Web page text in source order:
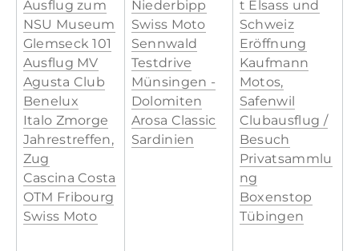
Ausflug zum
NSU Museum
Glemseck 101
Ausflug MV
Agusta Club
Benelux
Italo Zmorge
Jahrestreffen,
Zug
Cascina Costa
OTM Fribourg
Swiss Moto
Niederbipp
​Swiss Moto
Sennwald
Testdrive
Münsingen -
Dolomiten
Arosa Classic
Sardinien
t Elsass und
Schweiz
Eröffnung
Kaufmann
Motos,
Safenwil
Clubausflug /
Besuch
Privatsammlu
ng
Boxenstop
Tübingen